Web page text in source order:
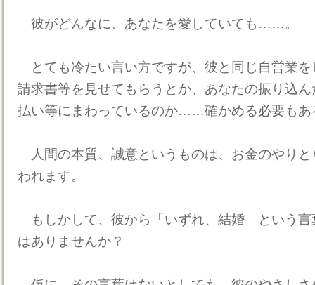
彼がどんなに、あなたを愛していても……。
とても冷たい言い方ですが、彼と同じ自営業
請求書等を見せてもらうとか、あなたの振り込
払い等にまわっているのか……確かめる必要もあ
人間の本質、誠意というものは、お金のやり
われます。
もしかして、彼から「いずれ、結婚」という
はありませんか？